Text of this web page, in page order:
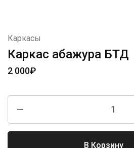
Каркасы
Каркас абажура БТД
2 000₽
В Корзину